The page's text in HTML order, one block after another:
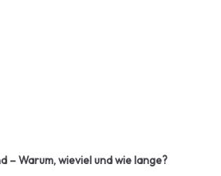
– Warum, wieviel und wie lange?